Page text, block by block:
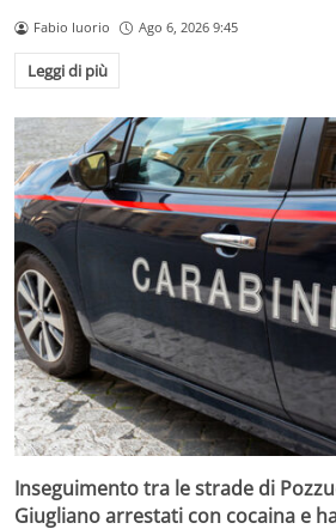
Fabio Iuorio Ago 6, 2026 9:45
Leggi di più
Inseguimento tra le strade di
Giugliano arrestati con cocaina e